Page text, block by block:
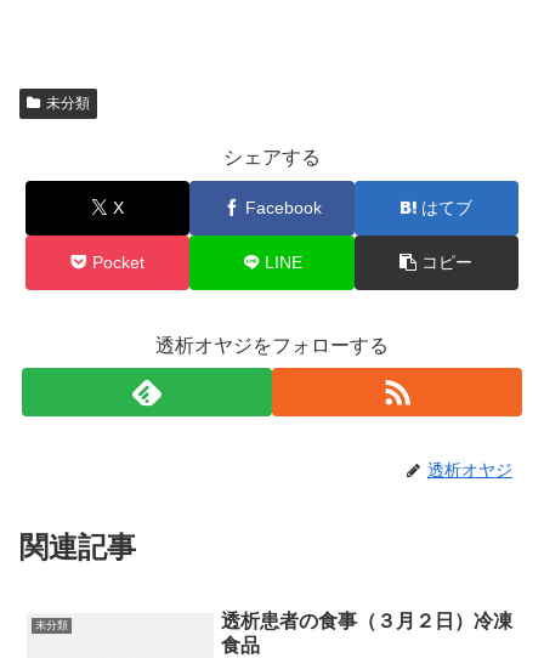
未分類
シェアする
X Facebook はてブ
Pocket LINE コピー
透析オヤジをフォローする
透析オヤジ
関連記事
未分類
透析患者の食事（３月２日）冷凍
食品